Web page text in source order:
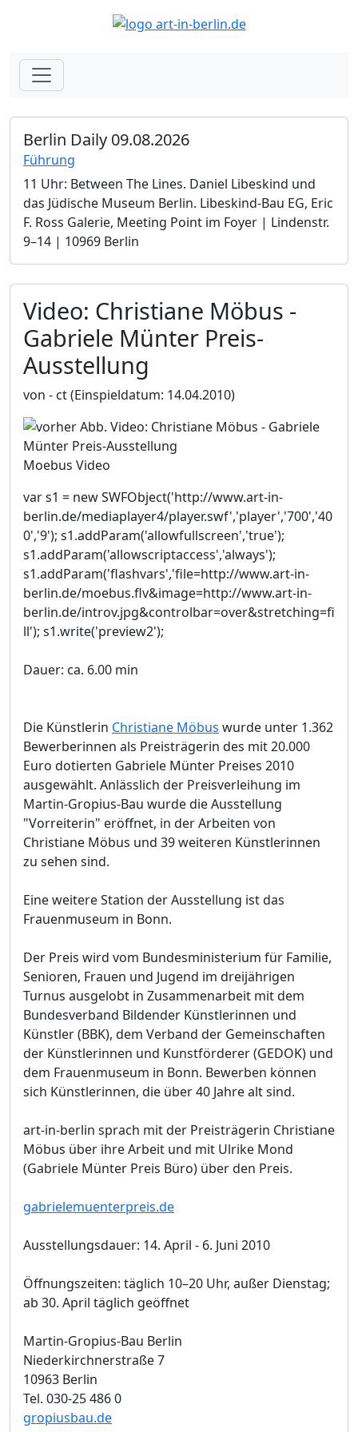
Berlin Daily 09.08.2026
Führung
11 Uhr: Between The Lines. Daniel Libeskind und
das Jüdische Museum Berlin.­ Libeskind-Bau EG, Eric
F. Ross Galerie, Meeting Point im Foyer | Lindenstr.
9–14 | 10969 Berlin
Video: Christiane Möbus -
Gabriele Münter Preis-
Ausstellung
von - ct(Einspieldatum: 14.04.2010)
Moebus Video
var s1 = new SWFObject('http://www.art-in-
berlin.de/mediaplayer4/player.swf','player','700','40
0','9'); s1.addParam('allowfullscreen','true');
s1.addParam('allowscriptaccess','always');
s1.addParam('flashvars','file=http://www.art-in-
berlin.de/moebus.flv&image=http://www.art-in-
berlin.de/introv.jpg&controlbar=over&stretching=fi
ll'); s1.write('preview2');
Dauer: ca. 6.00 min
Die Künstlerin Christiane Möbus wurde unter 1.362
Bewerberinnen als Preisträgerin des mit 20.000
Euro dotierten Gabriele Münter Preises 2010
ausgewählt. Anlässlich der Preisverleihung im
Martin-Gropius-Bau wurde die Ausstellung
"Vorreiterin" eröffnet, in der Arbeiten von
Christiane Möbus und 39 weiteren Künstlerinnen
zu sehen sind.
Eine weitere Station der Ausstellung ist das
Frauenmuseum in Bonn.
Der Preis wird vom Bundesministerium für Familie,
Senioren, Frauen und Jugend im dreijährigen
Turnus ausgelobt in Zusammenarbeit mit dem
Bundesverband Bildender Künstlerinnen und
Künstler (BBK), dem Verband der Gemeinschaften
der Künstlerinnen und Kunstförderer (GEDOK) und
dem Frauenmuseum in Bonn. Bewerben können
sich Künstlerinnen, die über 40 Jahre alt sind.
art-in-berlin sprach mit der Preisträgerin Christiane
Möbus über ihre Arbeit und mit Ulrike Mond
(Gabriele Münter Preis Büro) über den Preis.
gabrielemuenterpreis.de
Ausstellungsdauer: 14. April - 6. Juni 2010
Öffnungszeiten: täglich 10–20 Uhr, außer Dienstag;
ab 30. April täglich geöffnet
Martin-Gropius-Bau Berlin
Niederkirchnerstraße 7
10963 Berlin
Tel. 030-25 486 0
gropiusbau.de